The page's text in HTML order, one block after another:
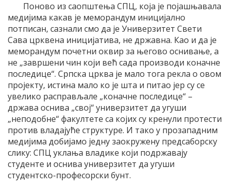
Поново из саопштења СПЦ, која је појашњавала
медијима какав је меморандум иницијално
потписан, сазнали смо да је Универзитет Свети
Сава црквена иницијатива, не државна. Као и да је
меморандум почетни оквир за његово оснивање, а
не „завршени чин који већ сада производи коначне
последице“. Српска црква је мало тога рекла о овом
пројекту, истина мало ко је шта и питао јер су се
увелико расправљале „коначне последице“ –
држава оснива „свој“ универзитет да угуши
„неподобне“ факултете са којих су кренули протести
против владајуће структуре. И тако у прозападним
медијима добијамо једну заокружену предсаборску
слику: СПЦ уклања владике који подржавају
студенте и оснива универзитет да угуши
студентско-професорски бунт.